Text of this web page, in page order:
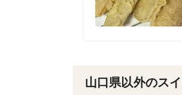
山口県以外のス